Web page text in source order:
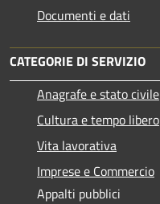
Documenti e dati
CATEGORIE DI SERVIZIO
Anagrafe e stato civile
Cultura e tempo libero
Vita lavorativa
Imprese e Commercio
Appalti pubblici